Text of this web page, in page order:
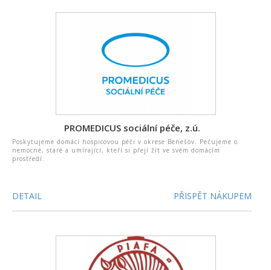
PROMEDICUS sociální péče, z.ú.
Poskytujeme domácí hospicovou péči v okrese Benešov. Pečujeme o
nemocné, staré a umírající, kteří si přejí žít ve svém domácím
prostředí.
DETAIL PŘISPĚT NÁKUPEM